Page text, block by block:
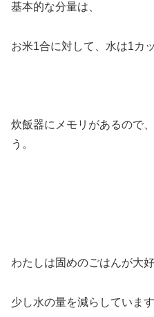
基本的な分量は、
お米1合に対して、水は1カ
炊飯器にメモリがあるので
う。
わたしは固めのごはんが大好
少し水の量を減らしています